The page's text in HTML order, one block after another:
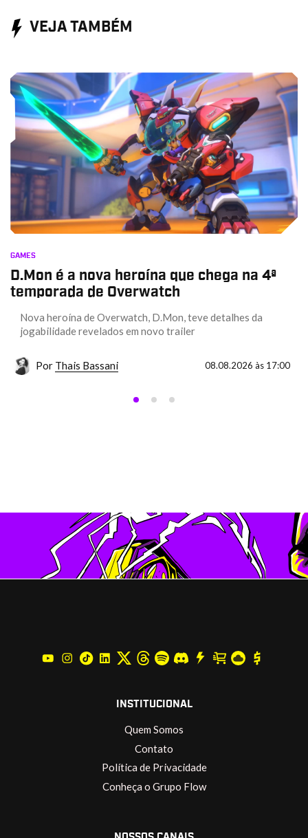
VEJA TAMBÉM
GAMES
D.Mon é a nova heroína que chega na 4ª
temporada de Overwatch
Nova heroína de Overwatch, D.Mon, teve detalhes da
jogabilidade revelados em novo trailer
Por Thais Bassani 08.08.2026 às 17:00
INSTITUCIONAL
Quem Somos
Contato
Política de Privacidade
Conheça o Grupo Flow